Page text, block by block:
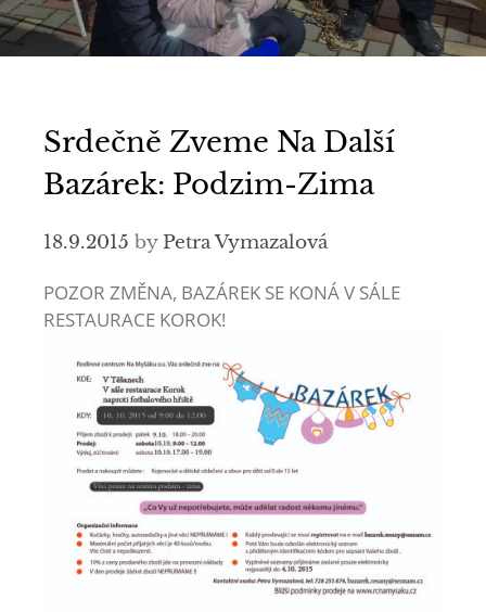
Srdečně Zveme Na Další
Bazárek: Podzim-Zima
18.9.2015 byPetra Vymazalová
POZOR ZMĚNA, BAZÁREK SE KONÁ V SÁLE
RESTAURACE KOROK!